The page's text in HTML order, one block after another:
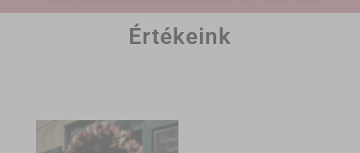
Értékeink